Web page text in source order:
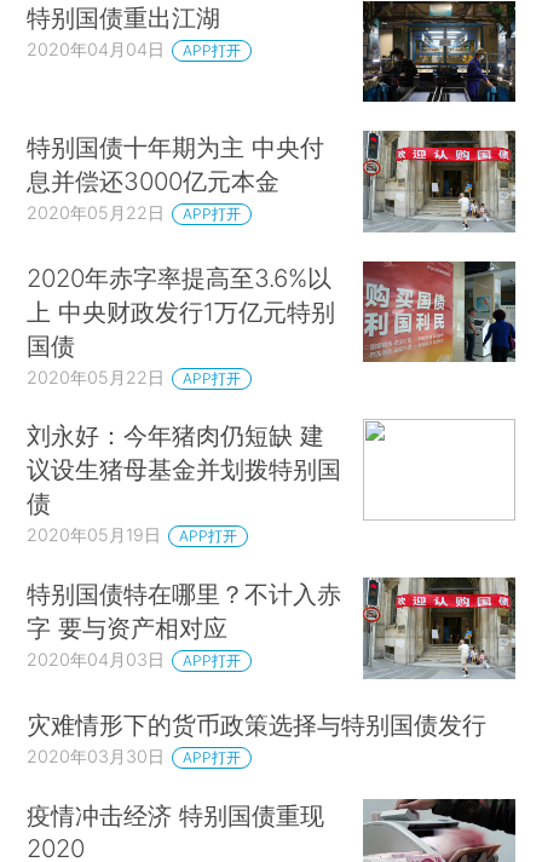
特别国债重出江湖
2020年04月04日 APP打开
特别国债十年期为主 中央付
息并偿还3000亿元本金
2020年05月22日 APP打开
2020年赤字率提高至3.6%以
上 中央财政发行1万亿元特别
国债
2020年05月22日 APP打开
刘永好：今年猪肉仍短缺 建
议设生猪母基金并划拨特别国
债
2020年05月19日 APP打开
特别国债特在哪里？不计入赤
字 要与资产相对应
2020年04月03日 APP打开
灾难情形下的货币政策选择与特别国债发行
2020年03月30日 APP打开
疫情冲击经济 特别国债重现
2020